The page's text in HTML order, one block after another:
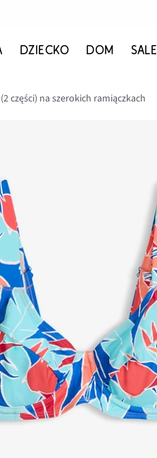
DZIECKO DOM SALE
części) na szerokich ramiączkach